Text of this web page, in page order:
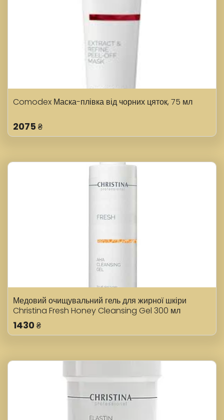
Comodex Маска-плівка від чорних цяток, 75 мл
2075 ₴
Медовий очищувальний гель для жирної шкіри
Christina Fresh Honey Cleansing Gel 300 мл
1430 ₴